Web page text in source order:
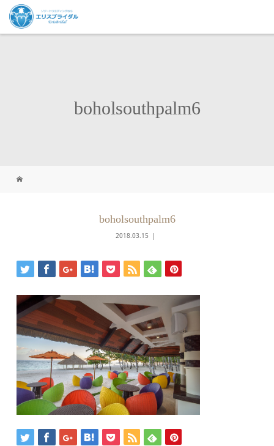
boholsouthpalm6
boholsouthpalm6
2018.03.15